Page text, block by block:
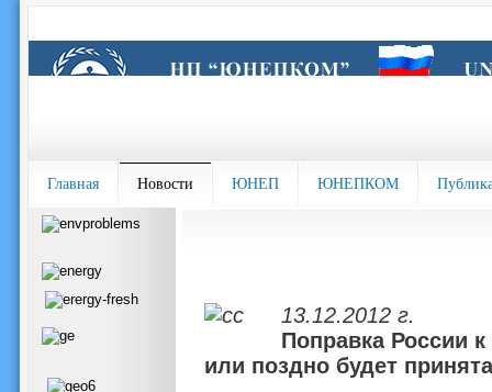
Главная Новости ЮНЕП ЮНЕПКОМ
13.12.2012 г.
Поправка России
или поздно будет принята